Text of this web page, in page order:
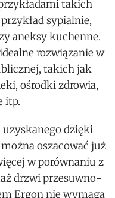
takich
sypialnie,
aneksy kuchenne.
rozwiązanie w
takich jak
ośrodki zdrowia,
itp.
dzięki
oszacować już
w porównaniu z
drzwi przesuwno-
Ergon nie wymaga